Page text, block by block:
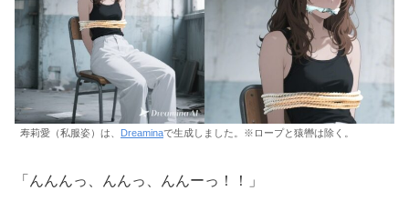
寿莉愛（私服姿）は、 Dreaminaで生成しました。※ロープと猿轡は除く。
「んんんっ、んんっ、んんーっ！！」